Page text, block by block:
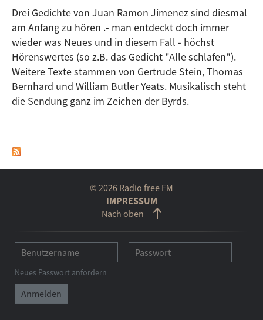
Drei Gedichte von Juan Ramon Jimenez sind diesmal
am Anfang zu hören .- man entdeckt doch immer
wieder was Neues und in diesem Fall - höchst
Hörenswertes (so z.B. das Gedicht "Alle schlafen").
Weitere Texte stammen von Gertrude Stein, Thomas
Bernhard und William Butler Yeats. Musikalisch steht
die Sendung ganz im Zeichen der Byrds.
© 2026 Radio free FM
IMPRESSUM
Nach oben
Neues Passwort anfordern